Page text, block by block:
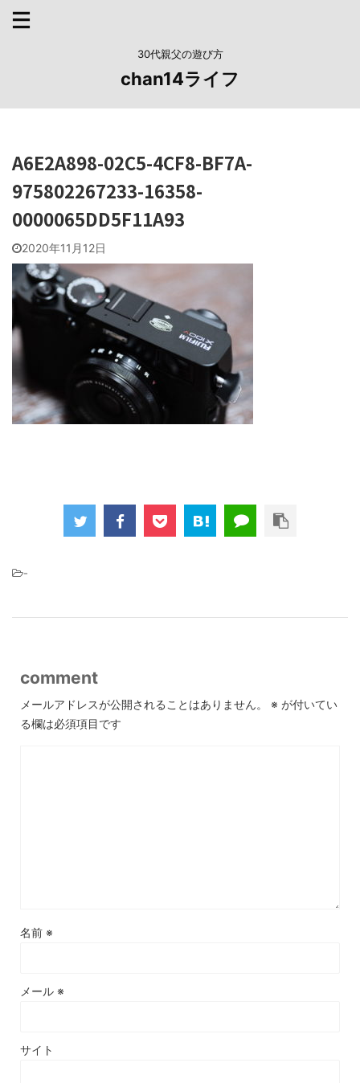
30代親父の遊び方
chan14ライフ
A6E2A898-02C5-4CF8-BF7A-
975802267233-16358-
0000065DD5F11A93
2020年11月12日
-
comment
メールアドレスが公開されることはありません。 ※ が付いてい
る欄は必須項目です
名前 ※
メール ※
サイト